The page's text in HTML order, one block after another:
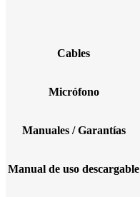
Cables
Micrófono
Manuales / Garantías
Manual de uso descargable